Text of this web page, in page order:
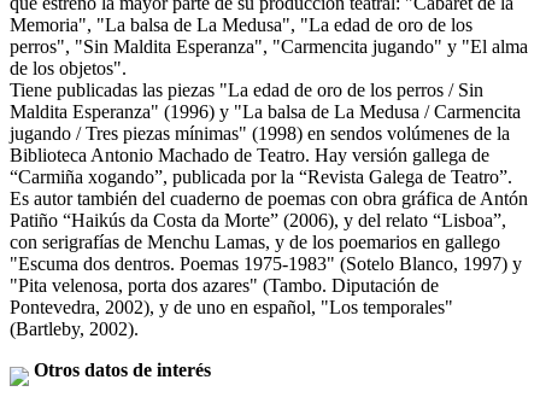
Memoria", "La balsa de La Medusa", "La edad de oro de los
perros", "Sin Maldita Esperanza", "Carmencita jugando" y "El alma
de los objetos".
Tiene publicadas las piezas "La edad de oro de los perros / Sin
Maldita Esperanza" (1996) y "La balsa de La Medusa / Carmencita
jugando / Tres piezas mínimas" (1998) en sendos volúmenes de la
Biblioteca Antonio Machado de Teatro. Hay versión gallega de
“Carmiña xogando”, publicada por la “Revista Galega de Teatro”.
Es autor también del cuaderno de poemas con obra gráfica de Antón
Patiño “Haikús da Costa da Morte” (2006), y del relato “Lisboa”,
con serigrafías de Menchu Lamas, y de los poemarios en gallego
"Escuma dos dentros. Poemas 1975-1983" (Sotelo Blanco, 1997) y
"Pita velenosa, porta dos azares" (Tambo. Diputación de
Pontevedra, 2002), y de uno en español, "Los temporales"
(Bartleby, 2002).
Otros datos de interés